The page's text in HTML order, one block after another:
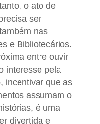
o ato de
ser
nas
e Bibliotecários.
entre ouvir
interesse pela
incentivar que as
assumam o
é uma
divertida e